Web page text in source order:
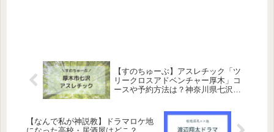
【すのちゅーぶ】アスレチック「ツ
リークロスアドベンチャー厚木」コ
ースや予約方法は？神奈川県七沢
【なんで私が神説教】ドラマロケ地